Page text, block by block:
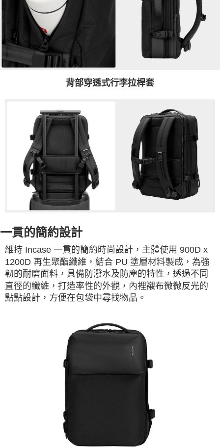
背部穿透式行李拉桿套
一貫的簡約設計
維持 Incase 一貫的簡約時尚設計，主體使用 900D x
1200D 再生聚酯纖維，結合 PU 塗層材料製成，為強
韌的耐磨面料，具備防潑水及防塵的特性，透過不同
直徑的纖維，打造率性的外觀，內裡襯布微微反光的
點點設計，方便在包袋中尋找物品。